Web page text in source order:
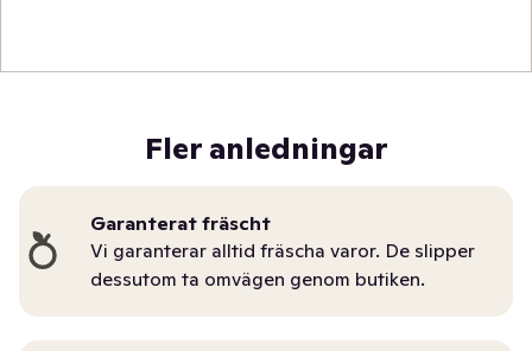
Fler anledningar
Garanterat fräscht
Vi garanterar alltid fräscha varor. De slipper
dessutom ta omvägen genom butiken.